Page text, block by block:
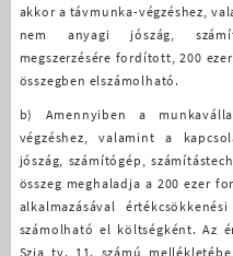
akkor a távmunka-végzéshez,
nem anyagi jószág,
megszerzésére fordított, 200
összegben elszámolható.
b) Amennyiben a
végzéshez, valamint a
jószág, számítógép,
összeg meghaladja a 200 ezer
alkalmazásával
számolható el költségként. Az
Szja tv. 11. számú